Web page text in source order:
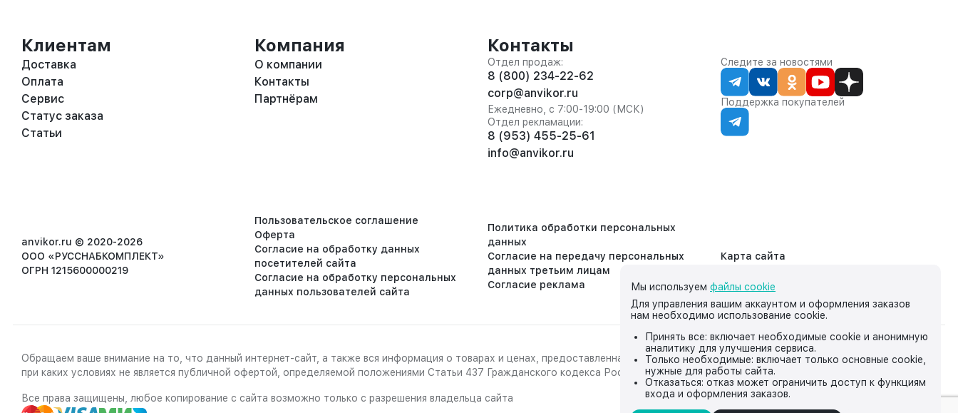
Клиентам
Доставка
Оплата
Сервис
Статус заказа
Статьи
Компания
О компании
Контакты
Партнёрам
Контакты
Отдел продаж:
8 (800) 234-22-62
corp@anvikor.ru
Ежедневно, с 7:00-19:00 (МСК)
Отдел рекламации:
8 (953) 455-25-61
info@anvikor.ru
Следите за новостями
Поддержка покупателей
anvikor.ru © 2020-2026
ООО «РУССНАБКОМПЛЕКТ»
ОГРН 1215600000219
Пользовательское соглашение
Оферта
Согласие на обработку данных
посетителей сайта
Согласие на обработку персональных
данных пользователей сайта
Политика обработки персональных
данных
Согласие на передачу персональных
данных третьим лицам
Согласие реклама
Карта сайта
Обращаем ваше внимание на то, что данный интернет-сайт, а также вся информация о товарах и ценах, предоставленная на нём, носит исключительно информационный характер и ни
при каких условиях не является публичной офертой, определяемой положениями Статьи 437 Гражданского кодекса Российской Федерации.
Все права защищены, любое копирование с сайта возможно только с разрешения владельца сайта
Мы используем файлы cookie
Для управления вашим аккаунтом и оформления заказов
нам необходимо использование cookie.
Принять все: включает необходимые cookie и анонимную
аналитику для улучшения сервиса.
Только необходимые: включает только основные cookie,
нужные для работы сайта.
Отказаться: отказ может ограничить доступ к функциям
входа и оформления заказов.